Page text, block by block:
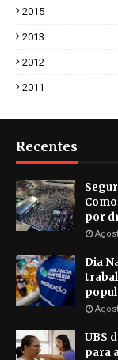
2015
2013
2012
2011
Recentes
por
Dia
UBS
para